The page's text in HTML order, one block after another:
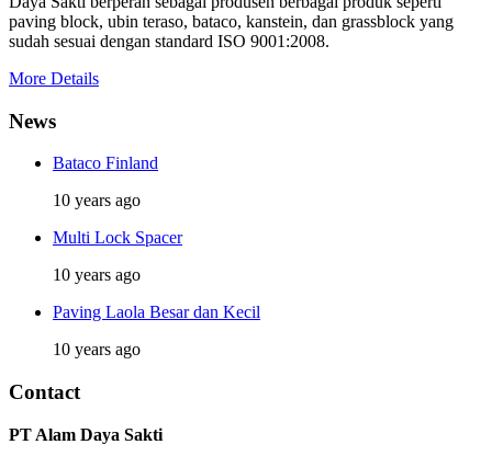
paving block, ubin teraso, bataco, kanstein, dan grassblock yang
sudah sesuai dengan standard ISO 9001:2008.
More Details
News
Bataco Finland
10 years ago
Multi Lock Spacer
10 years ago
Paving Laola Besar dan Kecil
10 years ago
Contact
PT Alam Daya Sakti